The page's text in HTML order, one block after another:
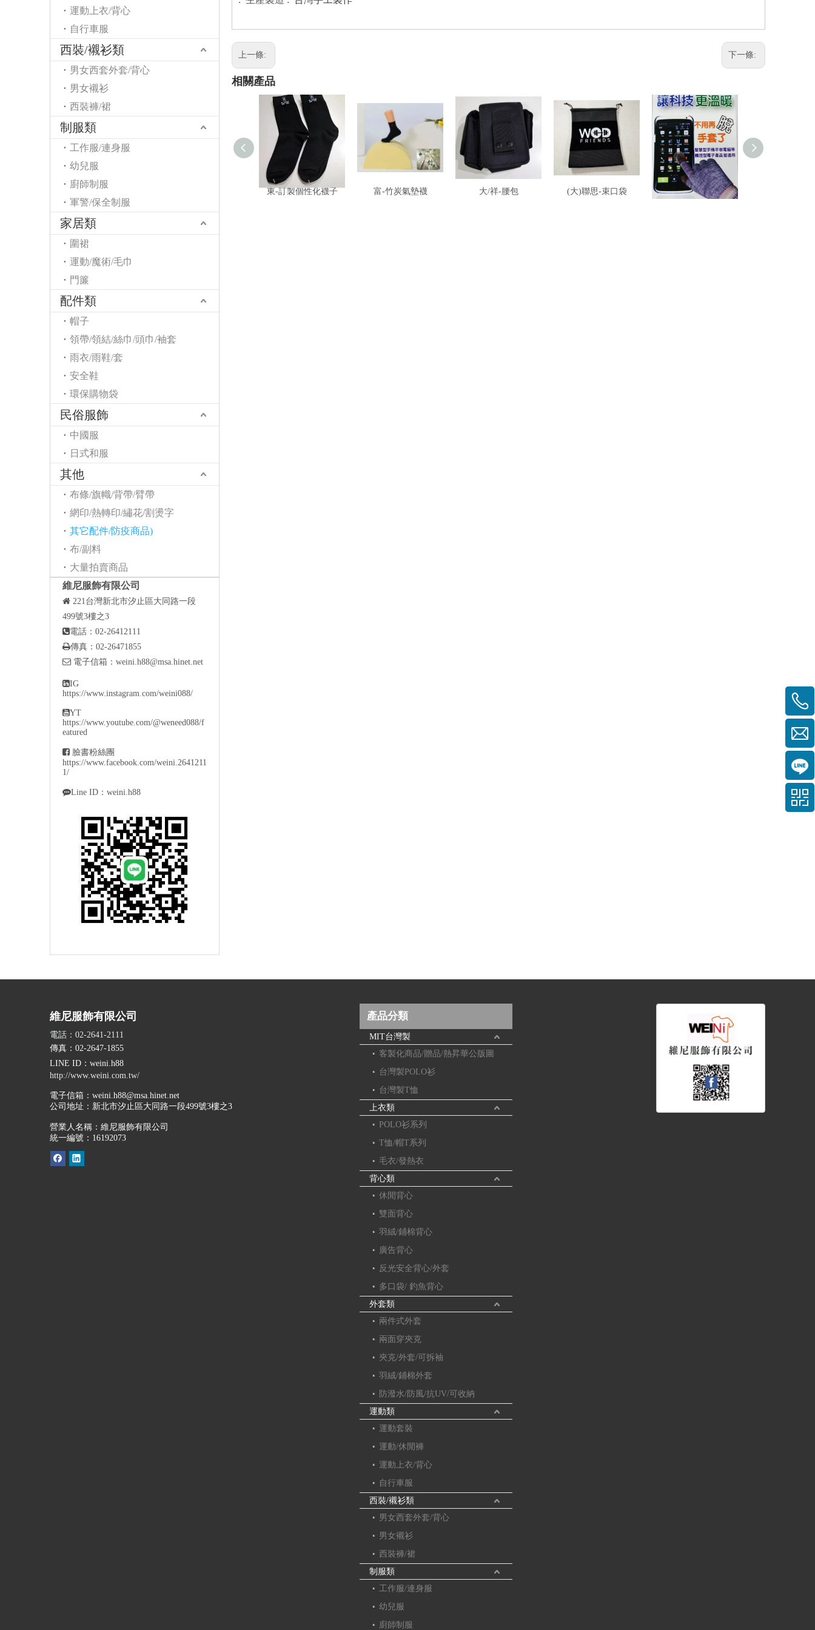
運動上衣/背心
自行車服
西裝/襯衫類
男女西套外套/背心
男女襯衫
西裝褲/裙
制服類
工作服/連身服
幼兒服
廚師制服
軍警/保全制服
家居類
圍裙
運動/魔術/毛巾
門簾
配件類
帽子
領帶/領結/絲巾/頭巾/袖套
雨衣/雨鞋/套
安全鞋
環保購物袋
民俗服飾
中國服
日式和服
其他
布條/旗幟/背帶/臂帶
網印/熱轉印/繡花/割燙字
其它配件/防疫商品)
布/副料
大量拍賣商品
維尼服飾有限公司
 221台灣新北市汐止區大同路一段
499號3樓之3
電話：02-26412111
傳真：02-26471855
 電子信箱： weini.h88@msa.hinet.net
IG
https://www.instagram.com/weini088/
YT
https://www.youtube.com/@weneed088/f
eatured
 臉書粉絲團
https://www.facebook.com/weini.2641211
1/
Line ID：weini.h88
上一條: 下一條:
相關產品
東-訂製個性化襪子 富-竹炭氣墊襪 大/祥-腰包 (大)聯思-束口袋 倀-三指觸控手套
維尼服飾有限公司
電話：02-2641-2111
傳真：02-2647-1855
LINE ID ：weini.h88
http://www.weini.com.tw/
電子信箱： weini.h88@msa.hinet.net
公司地址： 新北市汐止區大同路一段499號3樓之3
營業人名稱：維尼服飾有限公司
統一編號：16192073
產品分類
MIT台灣製
客製化商品/贈品/熱昇華公版圖
台灣製POLO衫
台灣製T恤
上衣類
POLO衫系列
T恤/帽T系列
毛衣/發熱衣
背心類
休閒背心
雙面背心
羽絨/鋪棉背心
廣告背心
反光安全背心/外套
多口袋/ 釣魚背心
外套類
兩件式外套
兩面穿夾克
夾克/外套/可拆袖
羽絨/鋪棉外套
防潑水/防風/抗UV/可收納
運動類
運動套裝
運動/休閒褲
運動上衣/背心
自行車服
西裝/襯衫類
男女西套外套/背心
男女襯衫
西裝褲/裙
制服類
工作服/連身服
幼兒服
廚師制服